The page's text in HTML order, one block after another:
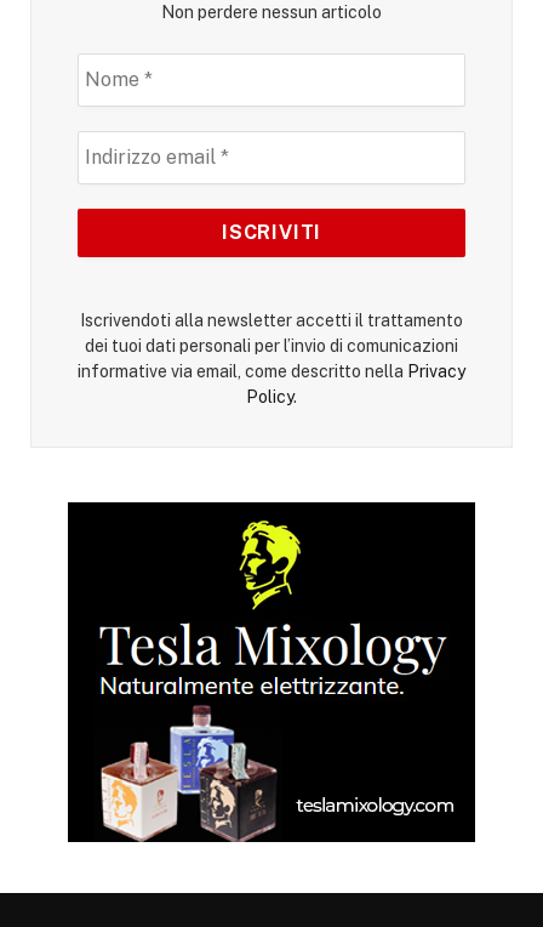
Non perdere nessun articolo
Iscrivendoti alla newsletter accetti il trattamento
dei tuoi dati personali per l’invio di comunicazioni
informative via email, come descritto nella Privacy
Policy.